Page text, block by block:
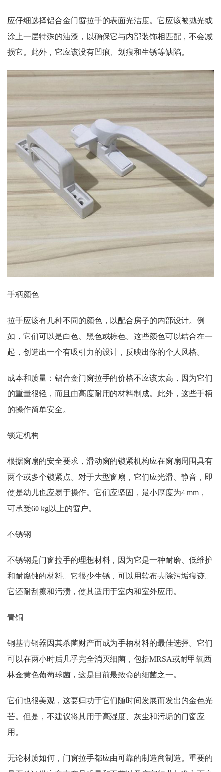
应仔细选择铝合金门窗拉手的表面光洁度。它应该被抛光或
涂上一层特殊的油漆，以确保它与内部装饰相匹配，不会减
损它。此外，它应该没有凹痕、划痕和生锈等缺陷。
手柄颜色
拉手应该有几种不同的颜色，以配合房子的内部设计。例
如，它们可以是白色、黑色或棕色。这些颜色可以结合在一
起，创造出一个有吸引力的设计，反映出你的个人风格。
成本和质量：铝合金门窗拉手的价格不应该太高，因为它们
的重量很轻，而且由高度耐用的材料制成。此外，这些手柄
的操作简单安全。
锁定机构
根据窗扇的安全要求，滑动窗的锁紧机构应在窗扇周围具有
两个或多个锁紧点。对于大型窗扇，它们应光滑、静音，即
使是幼儿也应易于操作。它们应坚固，最小厚度为4 mm，
可承受60 kg以上的窗户。
不锈钢
不锈钢是门窗拉手的理想材料，因为它是一种耐磨、低维护
和耐腐蚀的材料。它很少生锈，可以用软布去除污垢痕迹。
它还耐刮擦和污渍，使其适用于室内和室外应用。
青铜
铜基青铜器因其杀菌财产而成为手柄材料的最佳选择。它们
可以在两小时后几乎完全消灭细菌，包括MRSA或耐甲氧西
林金黄色葡萄球菌，这是目前最致命的细菌之一。
它们也很美观，这要归功于它们随时间发展而发出的金色光
芒。但是，不建议将其用于高湿度、灰尘和污垢的门窗应
用。
无论材质如何，门窗拉手都应由可靠的制造商制造。重要的